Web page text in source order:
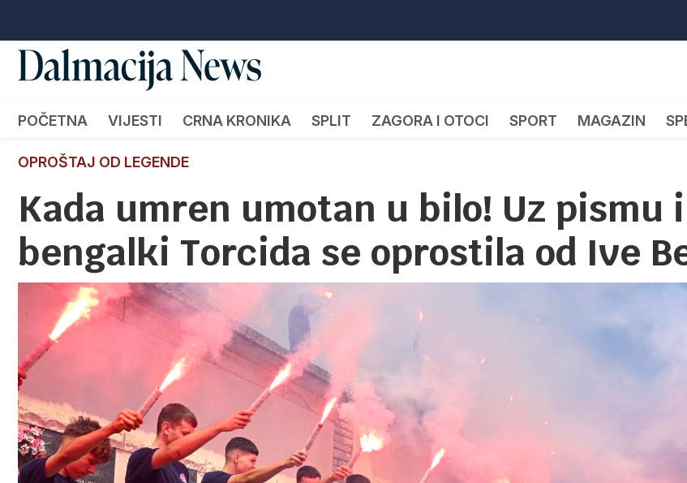
POČETNA VIJESTI CRNA KRONIKA SPLIT ZAGORA I OTOCI SPORT MAGAZIN
OPROŠTAJ OD LEGENDE
Kada umren umotan u bilo! Uz pismu
bengalki Torcida se oprostila od Ive